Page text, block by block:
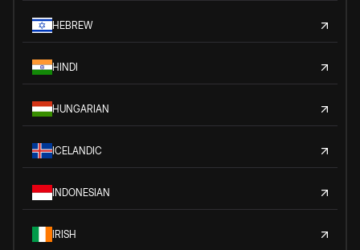
HEBREW
HINDI
HUNGARIAN
ICELANDIC
INDONESIAN
IRISH